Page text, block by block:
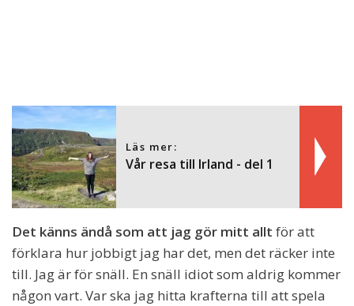
Läs mer:
Vår resa till Irland - del 1
Det känns ändå som att jag gör mitt allt för att
förklara hur jobbigt jag har det, men det räcker inte
till. Jag är för snäll. En snäll idiot som aldrig kommer
någon vart. Var ska jag hitta krafterna till att spela